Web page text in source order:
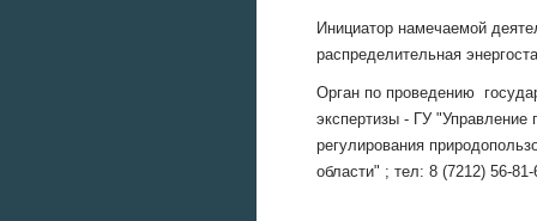
Инициатор намечаемой
распределительная
Орган по проведению
экспертизы - ГУ "Управление
регулирования
области" ; тел: 8 (7212) 56-81-